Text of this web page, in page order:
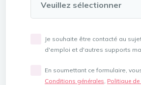
Je souhaite être contacté au
d'emploi et d'autres supports
En soumettant ce formulaire,
Conditions générales Politique